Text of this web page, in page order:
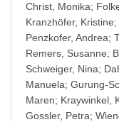
Christ, Monika;
Kranzhöfer, Kristine;
Penzkofer, Andrea;
Remers, Susanne;
Schweiger, Nina;
Manuela; Gurung-
Maren; Kraywinkel,
Gossler, Petra;